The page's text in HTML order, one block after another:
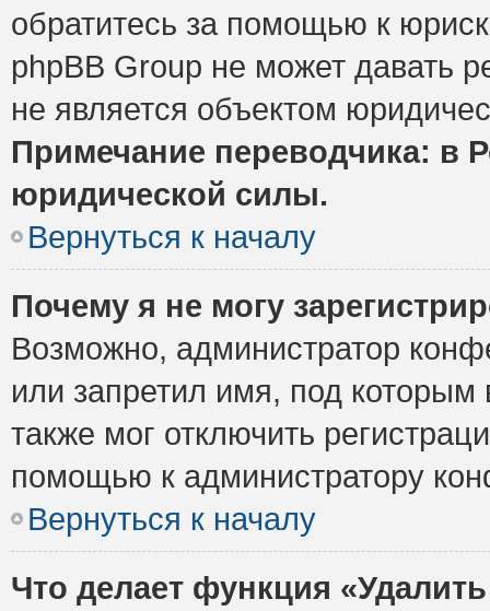
обратитесь за помощью к
phpBB Group не может давать
не является объектом
Примечание переводчика: в
юридической силы.
Вернуться к началу
Почему я не могу
Возможно, администратор
или запретил имя, под которым
также мог отключить
помощью к администратору
Вернуться к началу
Что делает функция